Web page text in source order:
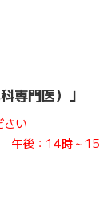
専門医）」
さい
午後：14時～15